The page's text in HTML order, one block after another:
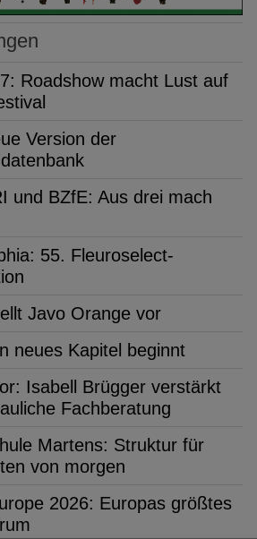
Roadshow macht Lust auf
Version der
und BZfE: Aus drei mach
55. Fleuroselect-
Javo Orange vor
neues Kapitel beginnt
Isabell Brügger verstärkt
Fachberatung
Martens: Struktur für
von morgen
2026: Europas größtes